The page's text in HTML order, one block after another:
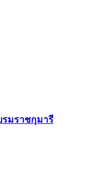
รมราชกุมารี